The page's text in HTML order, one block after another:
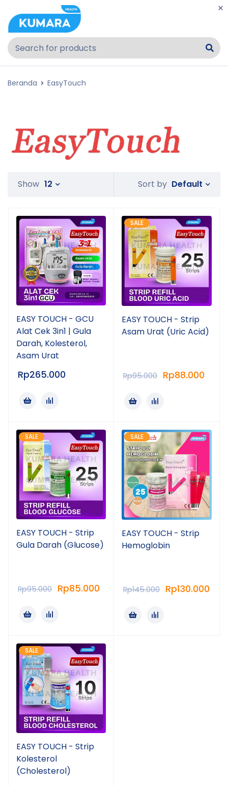
Beranda EasyTouch
Sort by Default
Show 12
EASY TOUCH - GCU
Alat Cek 3in1 | Gula
Darah, Kolesterol,
Asam Urat
Rp265.000
SALE
EASY TOUCH - Strip
Asam Urat (Uric Acid)
Rp95.000 Rp88.000
SALE
EASY TOUCH - Strip
Gula Darah (Glucose)
Rp95.000 Rp85.000
SALE
EASY TOUCH - Strip
Hemoglobin
Rp145.000 Rp130.000
SALE
EASY TOUCH - Strip
Kolesterol
(Cholesterol)